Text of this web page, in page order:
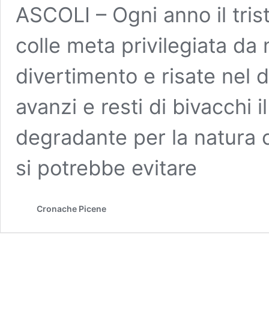
ASCOLI – Ogni anno il
colle meta privilegiata da
divertimento e risate nel
avanzi e resti di bivacchi
degradante per la natura
si potrebbe evitare
Cronache Picene